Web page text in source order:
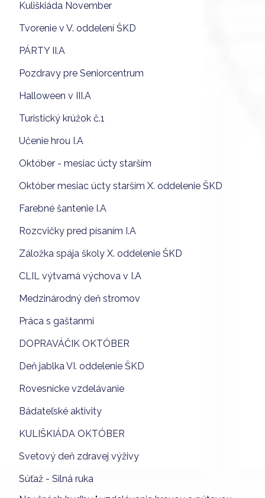
Kuliškiáda November
Tvorenie v V. oddelení ŠKD
PÁRTY II.A
Pozdravy pre Seniorcentrum
Halloween v III.A
Turistický krúžok č.1
Učenie hrou I.A
Október - mesiac úcty starším
Október mesiac úcty starším X. oddelenie ŠKD
Farebné šantenie I.A
Rozcvičky pred písaním I.A
Záložka spája školy X. oddelenie ŠKD
CLIL výtvarná výchova v I.A
Medzinárodný deň stromov
Práca s gaštanmi
DOPRAVÁČIK OKTÓBER
Deň jablka VI. oddelenie ŠKD
Rovesnícke vzdelávanie
Bádateľské aktivity
KULIŠKIÁDA OKTÓBER
Svetový deň zdravej výživy
Súťaž - Silná ruka